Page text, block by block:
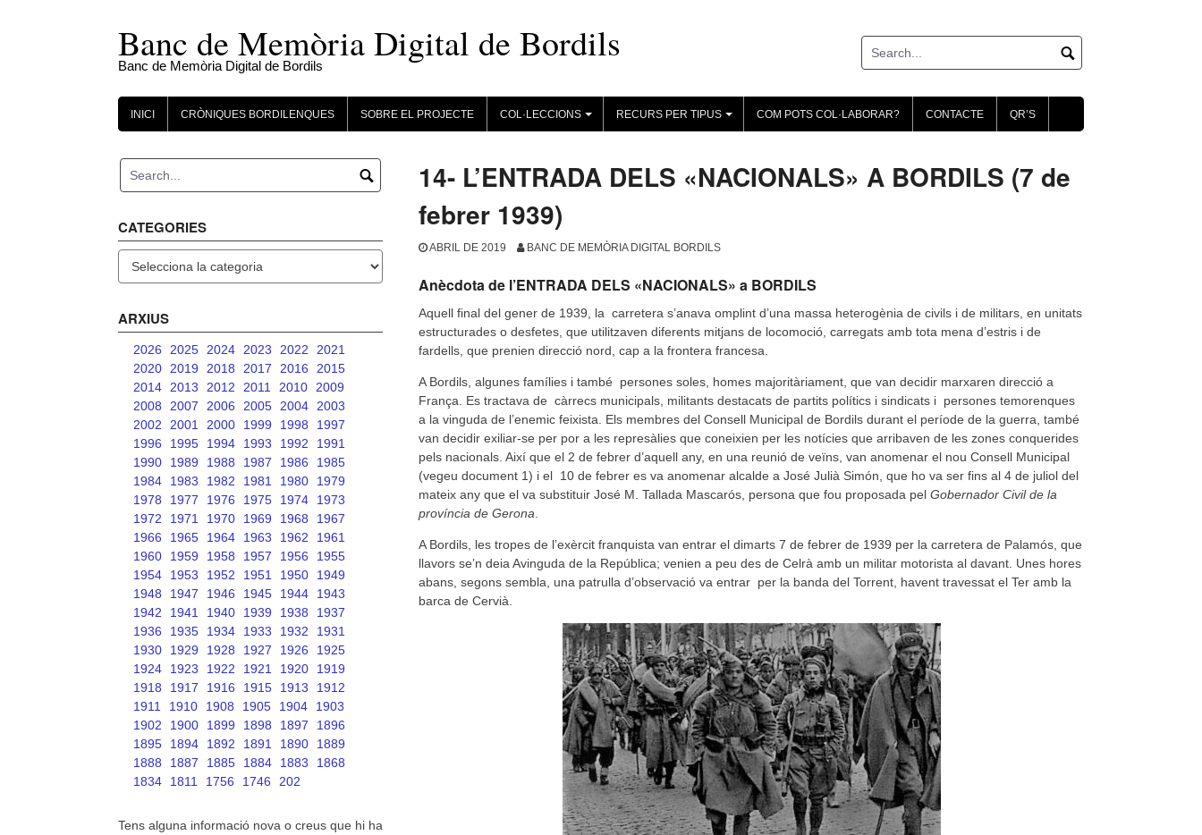
Banc de Memòria Digital de Bordils
Banc de Memòria Digital de Bordils
INICI CRÒNIQUES BORDILENQUES SOBRE EL PROJECTE
+
COL·LECCIONS
+
RECURS PER TIPUS COM POTS COL·LABORAR? CONTACTE QR’S
14- L’ENTRADA DELS «NACIONALS» A BORDILS (7 de
febrer 1939)
ABRIL DE 2019 BANC DE MEMÒRIA DIGITAL BORDILS
Anècdota de l’ENTRADA DELS «NACIONALS» a BORDILS
Aquell final del gener de 1939, la carretera s’anava omplint d’una massa heterogènia de civils i de militars, en unitats
estructurades o desfetes, que utilitzaven diferents mitjans de locomoció, carregats amb tota mena d’estris i de
fardells, que prenien direcció nord, cap a la frontera francesa.
A Bordils, algunes famílies i també persones soles, homes majoritàriament, que van decidir marxaren direcció a
França. Es tractava de càrrecs municipals, militants destacats de partits polítics i sindicats i persones temorenques
a la vinguda de l’enemic feixista. Els membres del Consell Municipal de Bordils durant el període de la guerra, també
van decidir exiliar-se per por a les represàlies que coneixien per les notícies que arribaven de les zones conquerides
pels nacionals. Així que el 2 de febrer d’aquell any, en una reunió de veïns, van anomenar el nou Consell Municipal
(vegeu document 1) i el 10 de febrer es va anomenar alcalde a José Julià Simón, que ho va ser fins al 4 de juliol del
mateix any que el va substituir José M. Tallada Mascarós, persona que fou proposada pel Gobernador Civil de la
província de Gerona
A Bordils, les tropes de l’exèrcit franquista van entrar el dimarts 7 de febrer de 1939 per la carretera de Palamós, que
llavors se’n deia Avinguda de la República; venien a peu des de Celrà amb un militar motorista al davant. Unes hores
abans, segons sembla, una patrulla d’observació va entrar per la banda del Torrent, havent travessat el Ter amb la
barca de Cervià.
CATEGORIES
ARXIUS
2026 2025 2024 2023 2022
2021
2020
2019 2018 2017 2016
2015
2014
2013 2012 2011 2010
2009
2008
2007 2006 2005 2004
2003
2002
2001 2000 1999 1998
1997
1996
1995 1994 1993 1992
1991
1990
1989 1988 1987 1986
1985
1984
1983 1982 1981 1980
1979
1978
1977 1976 1975 1974
1973
1972
1971 1970 1969 1968
1967
1966
1965 1964 1963 1962
1961
1960
1959 1958 1957 1956
1955
1954
1953 1952 1951 1950
1949
1948
1947 1946 1945 1944
1943
1942
1941 1940 1939 1938
1937
1936
1935 1934 1933 1932
1931
1930
1929 1928 1927 1926
1925
1924
1923 1922 1921 1920
1919
1918
1917 1916 1915 1913
1912
1911
1910 1908 1905 1904
1903
1902
1900 1899 1898 1897
1896
1895
1894 1892 1891 1890
1889
1888
1887 1885 1884 1883
1868
1834
1811 1756 1746 202
Tens alguna informació nova o creus que hi ha